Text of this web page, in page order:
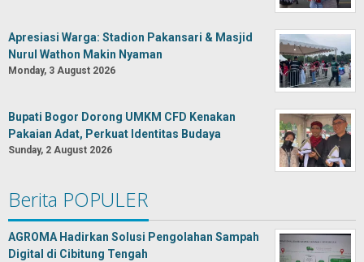
Apresiasi Warga: Stadion Pakansari & Masjid
Nurul Wathon Makin Nyaman
Monday, 3 August 2026
Bupati Bogor Dorong UMKM CFD Kenakan
Pakaian Adat, Perkuat Identitas Budaya
Sunday, 2 August 2026
Berita POPULER
AGROMA Hadirkan Solusi Pengolahan Sampah
Digital di Cibitung Tengah